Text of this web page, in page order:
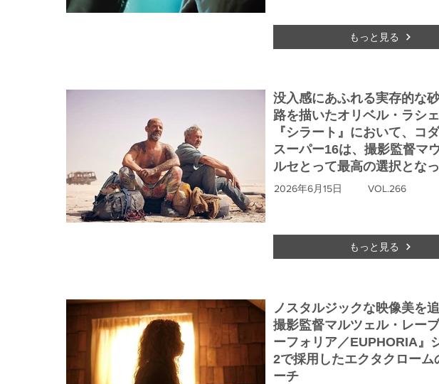
もっと見る
没入感にあふれる実存的な
路を描いたオリベル・ラシ
『シラート』において、コ
スーパー16は、撮影監督マ
ルセとって最高の選択とな
2026年6月15日 VOL.266
もっと見る
ノスタルジックな映像美を追
撮影監督マルツェル・レー
ーフォリア／EUPHORIA』
2で採用したエクタクローム
ーチ